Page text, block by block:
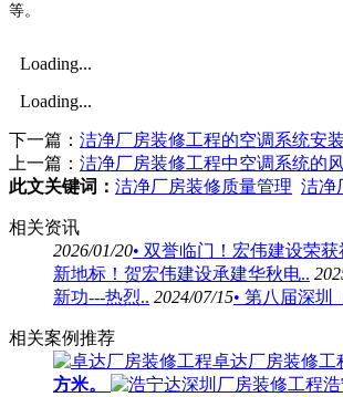
等。
Loading...
Loading...
下一篇： 洁净厂房装修工程的空调系统安
上一篇： 洁净厂房装修工程中空调系统的
此文关键词： 洁净厂房装修质量管理 洁净
相关资讯
2026/01/20• 双誉临门！宏伟建设荣
新地标！贺宏伟建设承建华秋电..
新功---热烈.. 2024/07/15• 第八届深圳
相关案例推荐
卓达厂房装修工
方米。